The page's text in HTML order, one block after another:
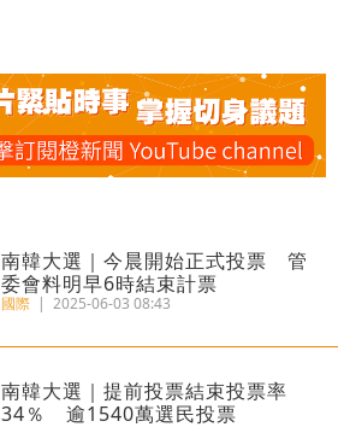
南韓大選｜今晨開始正式投票 管
委會料明早6時結束計票
國際 | 2025-06-03 08:43
南韓大選｜提前投票結束投票率
34％ 逾1540萬選民投票